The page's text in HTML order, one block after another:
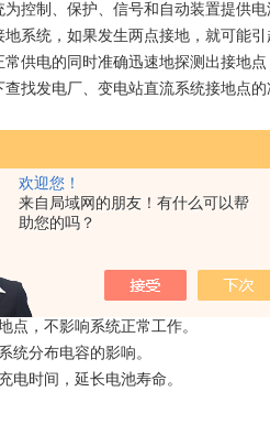
欢迎您！
来自局域网的朋友！有什么可以帮
助您的吗？
控制、保护、信号和自动装置提供
系统，如果发生两点接地，就可能
供电的同时准确迅速地探测出接地
找发电厂、变电站直流系统接地点
仪
开电源开关就可直接使用，无需别的
浮充电机及其它一切电源，对直流系
统220V、110V、48V、24V都可以使用
厂、变电站、煤矿、化工厂等供电部
带电池，无需外接电源，可以随身携
点，不影响系统正常工作。
统分布电容的影响。
电时间，延长电池寿命。